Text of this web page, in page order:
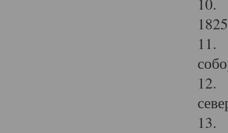
11.
12.
13.